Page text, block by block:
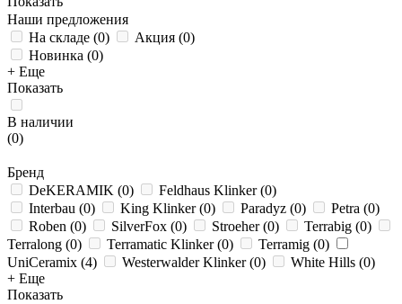
Наши предложения
На складе (0) Акция (0)
Новинка (0)
+ Еще
Показать
В наличии
(0)
Бренд
DeKERAMIK (0) Feldhaus Klinker(0)
Interbau (0) King Klinker(0) Paradyz (0) Petra (0)
Roben (0) SilverFox (0) Stroeher(0) Terrabig (0)
Terralong (0) Terramatic Klinker(0) Terramig (0)
UniCeramix (4) Westerwalder Klinker(0) White Hills (0)
+ Еще
Показать